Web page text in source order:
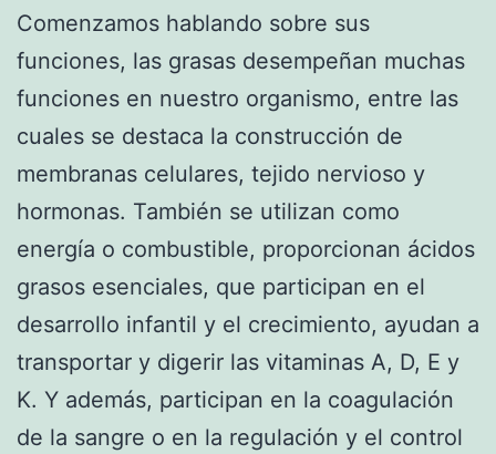
Comenzamos hablando sobre sus
funciones, las grasas desempeñan muchas
funciones en nuestro organismo, entre las
cuales se destaca la construcción de
membranas celulares, tejido nervioso y
hormonas. También se utilizan como
energía o combustible, proporcionan ácidos
grasos esenciales, que participan en el
desarrollo infantil y el crecimiento, ayudan a
transportar y digerir las vitaminas A, D, E y
K. Y además, participan en la coagulación
de la sangre o en la regulación y el control